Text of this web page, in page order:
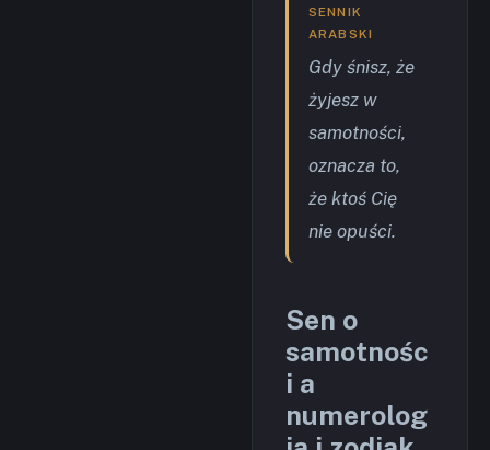
SENNIK
ARABSKI
Gdy śnisz, że
żyjesz w
samotności,
oznacza to,
że ktoś Cię
nie opuści.
Sen o
samotnośc
i a
numerolog